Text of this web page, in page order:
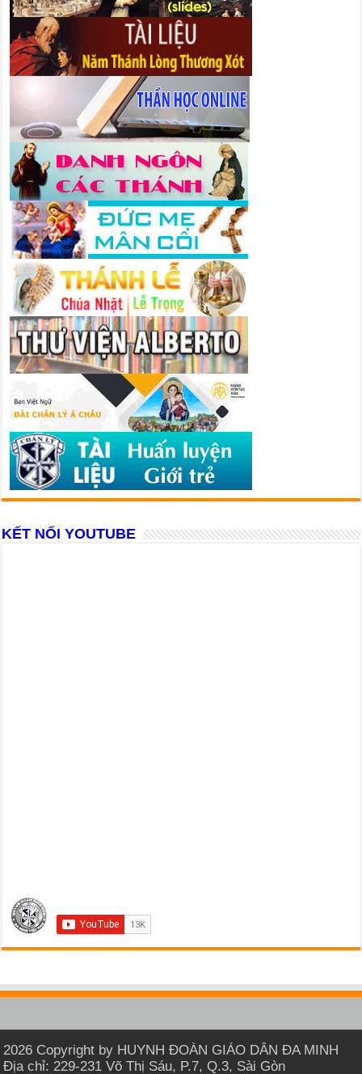
KẾT NỐI YOUTUBE
2026 Copyright by HUYNH ĐOÀN GIÁO DÂN ĐA MINH
Địa chỉ: 229-231 Võ Thị Sáu, P.7, Q.3, Sài Gòn